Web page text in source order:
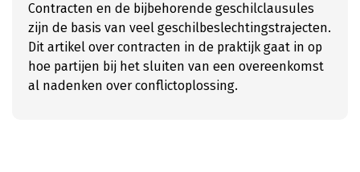
Contracten en de bijbehorende geschilclausules
zijn de basis van veel geschilbeslechtingstrajecten.
Dit artikel over contracten in de praktijk gaat in op
hoe partijen bij het sluiten van een overeenkomst
al nadenken over conflictoplossing.